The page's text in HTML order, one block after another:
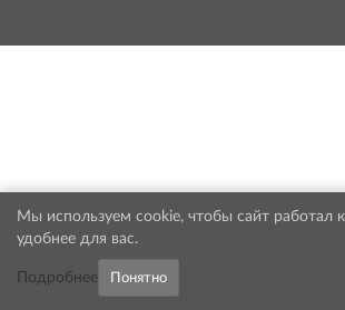
Мы используем cookie, чтобы сайт работал
удобнее для вас.
Подробнее Понятно